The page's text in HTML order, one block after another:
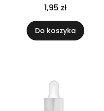
1,95 zł
Do koszyka